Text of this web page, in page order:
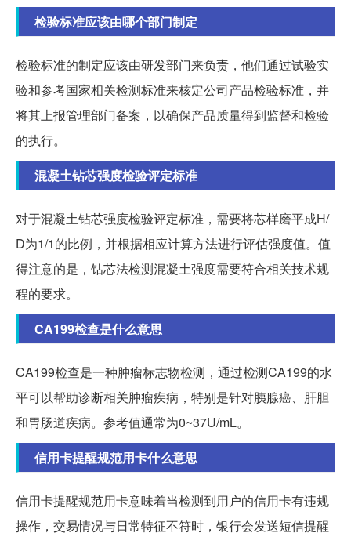
检验标准应该由哪个部门制定
检验标准的制定应该由研发部门来负责，他们通过试验实
验和参考国家相关检测标准来核定公司产品检验标准，并
将其上报管理部门备案，以确保产品质量得到监督和检验
的执行。
混凝土钻芯强度检验评定标准
对于混凝土钻芯强度检验评定标准，需要将芯样磨平成H/
D为1/1的比例，并根据相应计算方法进行评估强度值。值
得注意的是，钻芯法检测混凝土强度需要符合相关技术规
程的要求。
CA199检查是什么意思
CA199检查是一种肿瘤标志物检测，通过检测CA199的水
平可以帮助诊断相关肿瘤疾病，特别是针对胰腺癌、肝胆
和胃肠道疾病。参考值通常为0~37U/mL。
信用卡提醒规范用卡什么意思
信用卡提醒规范用卡意味着当检测到用户的信用卡有违规
操作，交易情况与日常特征不符时，银行会发送短信提醒